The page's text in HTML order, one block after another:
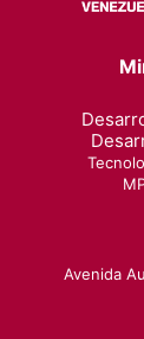
Avenida